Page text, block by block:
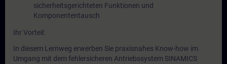
sicherheitsgerichteten Funktionen und
Komponententausch
Ihr Vorteil:
In diesem Lernweg erwerben Sie praxisnahes Know-how im
Umgang mit dem fehlersicheren Antriebssystem SINAMICS